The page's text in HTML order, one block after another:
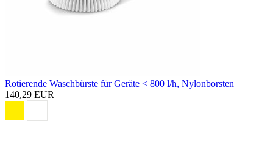
Rotierende Waschbürste für Geräte < 800 l/h, Nylonborsten
140,29 EUR